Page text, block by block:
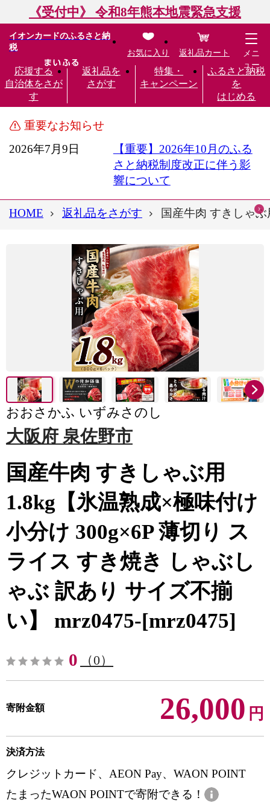
《受付中》 令和8年熊本地震緊急支援
イオンカードのふるさと納
税
応援する
自治体をさが
す
返礼品を
さがす
特集・
キャンペーン
ふるさと納税
を
はじめる
お気に入り 返礼品カート
メニ
ュー
重要なお知らせ
2026年7月9日
【重要】2026年10月のふる
さと納税制度改正に伴う影
響について
HOME 返礼品をさがす 国産牛肉 すきしゃ
おおさかふ いずみさのし
大阪府 泉佐野市
国産牛肉 すきしゃぶ用
1.8kg【氷温熟成×極味付け
小分け 300g×6P 薄切り ス
ライス すき焼き しゃぶし
ゃぶ 訳あり サイズ不揃
い】 mrz0475-[mrz0475]
0 （0）
寄附金額 26,000 円
決済方法
クレジットカード、AEON Pay、WAON POINT
たまったWAON POINTで寄附できる！